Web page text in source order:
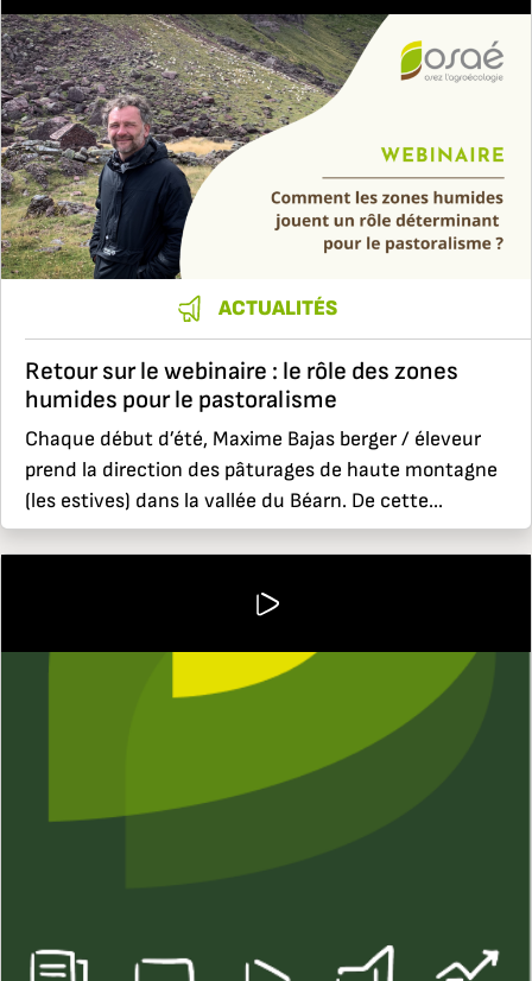
ACTUALITÉS
Retour sur le webinaire : le rôle des zones
humides pour le pastoralisme
Chaque début d’été, Maxime Bajas berger / éleveur
prend la direction des pâturages de haute montagne
(les estives) dans la vallée du Béarn. De cette...